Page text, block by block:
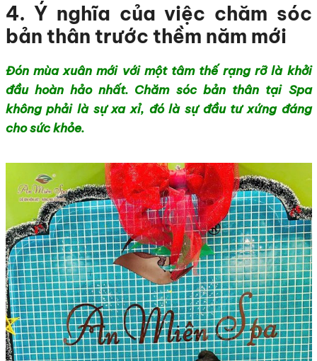
4. Ý nghĩa của việc chăm sóc
bản thân trước thềm năm mới
Đón mùa xuân mới với một tâm thế rạng rỡ là khởi
đầu hoàn hảo nhất. Chăm sóc bản thân tại Spa
không phải là sự xa xỉ, đó là sự đầu tư xứng đáng
cho sức khỏe.